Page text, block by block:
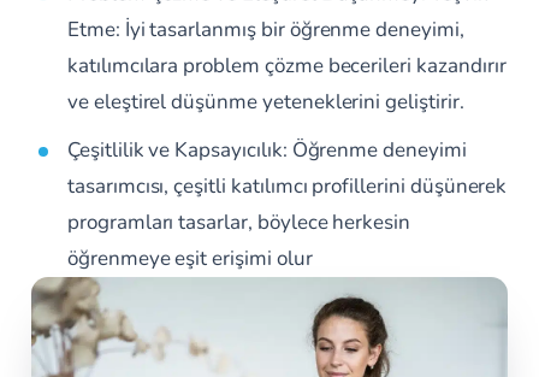
Etme: İyi tasarlanmış bir öğrenme deneyimi,
katılımcılara problem çözme becerileri kazandırır
ve eleştirel düşünme yeteneklerini geliştirir.
Çeşitlilik ve Kapsayıcılık: Öğrenme deneyimi
tasarımcısı, çeşitli katılımcı profillerini düşünerek
programları tasarlar, böylece herkesin
öğrenmeye eşit erişimi olur